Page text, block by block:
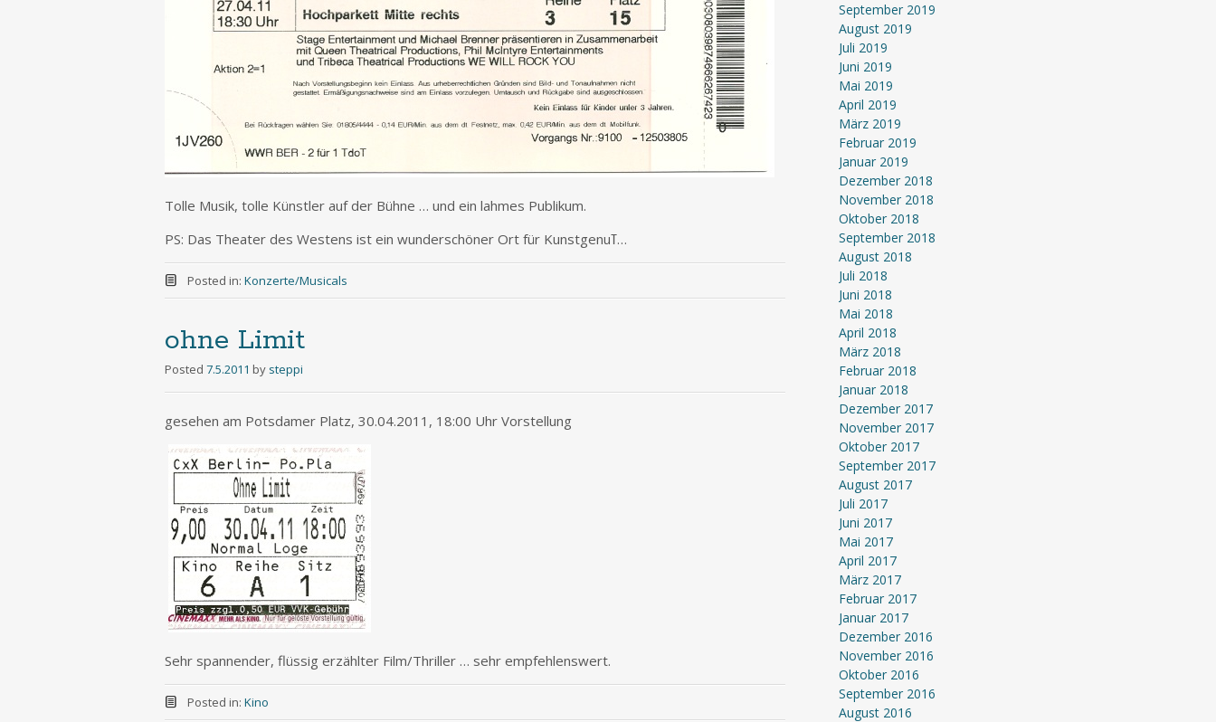
Tolle Musik, tolle Künstler auf der Bühne … und ein lahmes Publikum.
PS: Das Theater des Westens ist ein wunderschöner Ort für Kunstgenuߠ…
Posted in: Konzerte/Musicals
ohne Limit
Posted 7.5.2011 by steppi
gesehen am Potsdamer Platz, 30.04.2011, 18:00 Uhr Vorstellung
Sehr spannender, flüssig erzählter Film/Thriller … sehr empfehlenswert.
Posted in: Kino
September 2019
August 2019
Juli 2019
Juni 2019
Mai 2019
April 2019
März 2019
Februar 2019
Januar 2019
Dezember 2018
November 2018
Oktober 2018
September 2018
August 2018
Juli 2018
Juni 2018
Mai 2018
April 2018
März 2018
Februar 2018
Januar 2018
Dezember 2017
November 2017
Oktober 2017
September 2017
August 2017
Juli 2017
Juni 2017
Mai 2017
April 2017
März 2017
Februar 2017
Januar 2017
Dezember 2016
November 2016
Oktober 2016
September 2016
August 2016